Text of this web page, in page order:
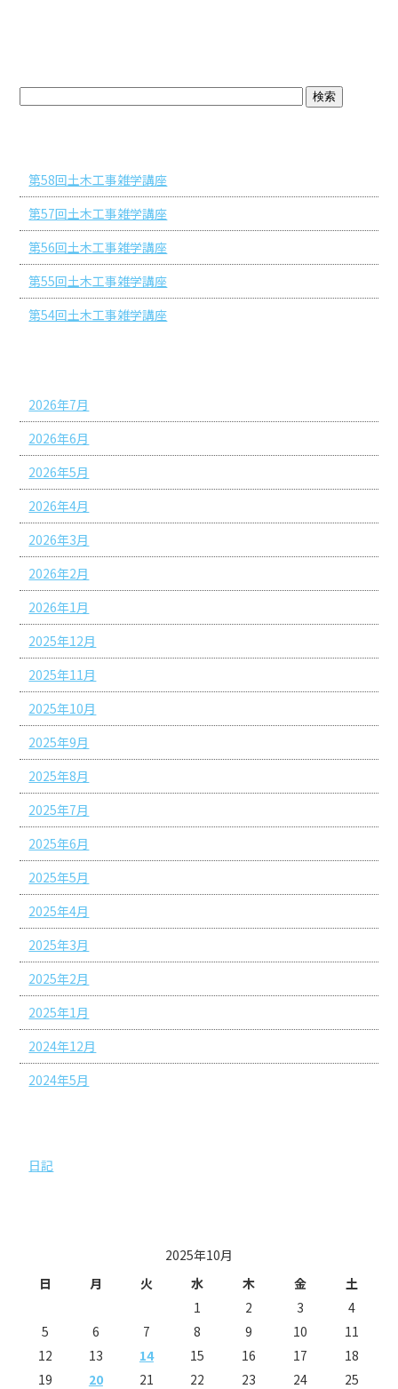
第58回土木工事雑学講座
第57回土木工事雑学講座
第56回土木工事雑学講座
第55回土木工事雑学講座
第54回土木工事雑学講座
2026年7月
2026年6月
2026年5月
2026年4月
2026年3月
2026年2月
2026年1月
2025年12月
2025年11月
2025年10月
2025年9月
2025年8月
2025年7月
2025年6月
2025年5月
2025年4月
2025年3月
2025年2月
2025年1月
2024年12月
2024年5月
日記
2025年10月
日
月 火 水 木 金
土
1
2 3
4
5
6 7 8 9 10
11
12
13 14 15 16 17
18
19
20 21 22 23 24 25